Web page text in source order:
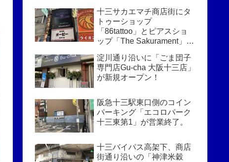
十三サカエマチ商店街にタ
トゥーショップ
「86tattoo」とピアスショ
ップ「The Sakurament」が
淀川通り沿いに「ごま団子
専門店Gu-cha 大阪十三店」
が新規オープン！
阪急十三駅東口側のコイン
パーキング「エコロパーク
十三東第1」が営業終了。
十三バイパス高架下、商店
街通り沿いの「神津米穀